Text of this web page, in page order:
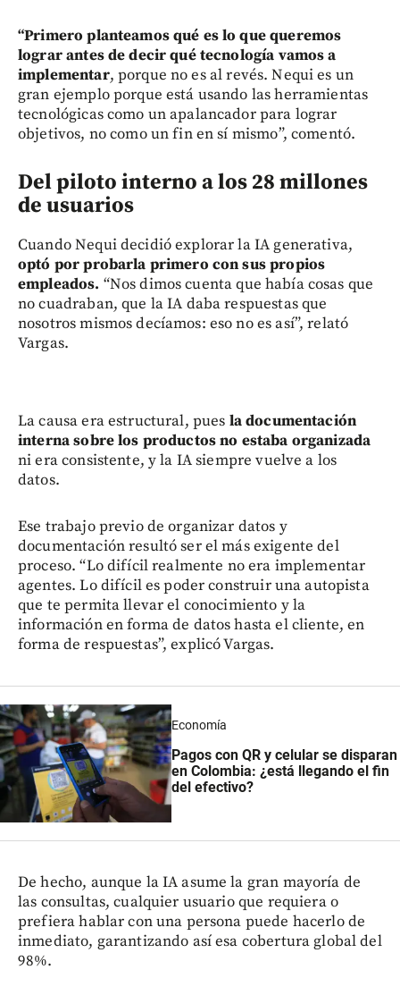
“Primero planteamos qué es lo que queremos
lograr antes de decir qué tecnología vamos a
implementar, porque no es al revés. Nequi es un
gran ejemplo porque está usando las herramientas
tecnológicas como un apalancador para lograr
objetivos, no como un fin en sí mismo”, comentó.
Del piloto interno a los 28 millones
de usuarios
Cuando Nequi decidió explorar la IA generativa,
optó por probarla primero con sus propios
empleados. “Nos dimos cuenta que había cosas que
no cuadraban, que la IA daba respuestas que
nosotros mismos decíamos: eso no es así”, relató
Vargas.
La causa era estructural, pues la documentación
interna sobre los productos no estaba organizada
ni era consistente, y la IA siempre vuelve a los
datos.
Ese trabajo previo de organizar datos y
documentación resultó ser el más exigente del
proceso. “Lo difícil realmente no era implementar
agentes. Lo difícil es poder construir una autopista
que te permita llevar el conocimiento y la
información en forma de datos hasta el cliente, en
forma de respuestas”, explicó Vargas.
Economía
Pagos con QR y celular se disparan
en Colombia: ¿está llegando el fin
del efectivo?
De hecho, aunque la IA asume la gran mayoría de
las consultas, cualquier usuario que requiera o
prefiera hablar con una persona puede hacerlo de
inmediato, garantizando así esa cobertura global del
98%.